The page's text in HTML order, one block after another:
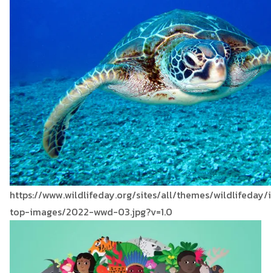
https://www.wildlifeday.org/sites/all/themes/
top-images/2022-wwd-03.jpg?v=1.0